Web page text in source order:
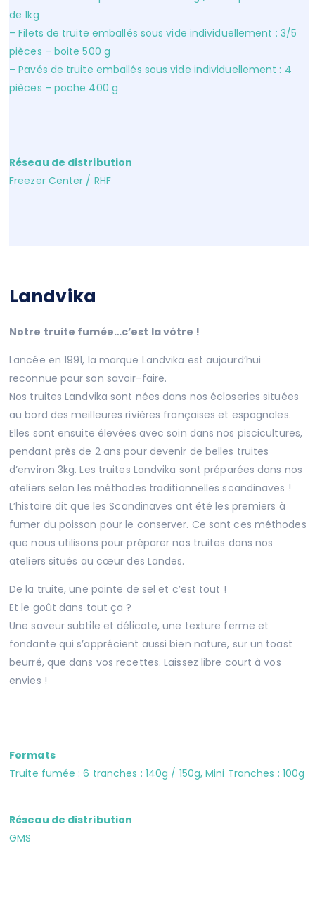
de 1kg
– Filets de truite emballés sous vide individuellement : 3/5
pièces – boite 500 g
– Pavés de truite emballés sous vide individuellement : 4
pièces – poche 400 g
Réseau de distribution
Freezer Center / RHF
Landvika
Notre truite fumée…c’est la vôtre !
Lancée en 1991, la marque Landvika est aujourd’hui
reconnue pour son savoir-faire.
Nos truites Landvika sont nées dans nos écloseries situées
au bord des meilleures rivières françaises et espagnoles.
Elles sont ensuite élevées avec soin dans nos piscicultures,
pendant près de 2 ans pour devenir de belles truites
d’environ 3kg. Les truites Landvika sont préparées dans nos
ateliers selon les méthodes traditionnelles scandinaves !
L’histoire dit que les Scandinaves ont été les premiers à
fumer du poisson pour le conserver. Ce sont ces méthodes
que nous utilisons pour préparer nos truites dans nos
ateliers situés au cœur des Landes.
De la truite, une pointe de sel et c’est tout !
Et le goût dans tout ça ?
Une saveur subtile et délicate, une texture ferme et
fondante qui s’apprécient aussi bien nature, sur un toast
beurré, que dans vos recettes. Laissez libre court à vos
envies !
Formats
Truite fumée : 6 tranches : 140g / 150g, Mini Tranches : 100g
Réseau de distribution
GMS